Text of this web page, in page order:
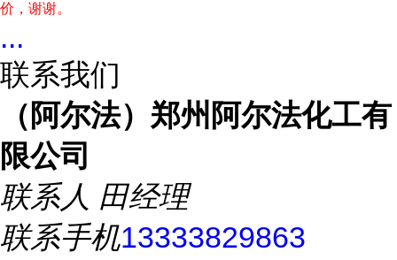
价，谢谢。
...
联系我们
（阿尔法）郑州阿尔法化工有
限公司
联系人 田经理
联系手机13333829863